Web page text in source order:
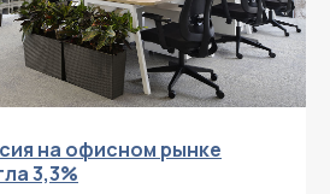
на офисном рынке
3,3%